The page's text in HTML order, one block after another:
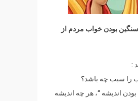
بودن خواب مردم از
:
را سبب چه باشد؟
اندیشه “، هر چه اندیشه